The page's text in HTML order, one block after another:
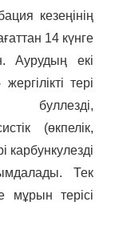
кезеңінің
14 күнге
Аурудың екі
тері
буллезді,
(өкпелік,
карбункулезді
Тек
терісі